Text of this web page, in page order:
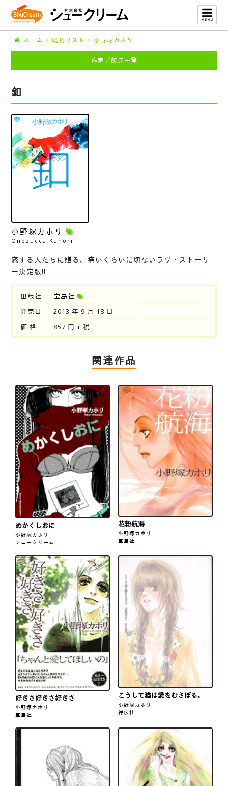
ホーム 既刊リスト 小野塚カホリ
作家／版元一覧
釦
小野塚カホリ
Onozucca Kahori
恋する人たちに贈る、痛いくらいに切ないラヴ・ストーリ
ー決定版!!
出版社
宝島社
発売日
2013 年 9 月 18 日
価 格
857 円 + 税
関連作品
めかくしおに
小野塚カホリ
シュークリーム
花粉航海
小野塚カホリ
宝島社
好きさ好きさ好きさ
小野塚カホリ
宝島社
こうして猫は愛をむさぼる。
小野塚カホリ
祥伝社